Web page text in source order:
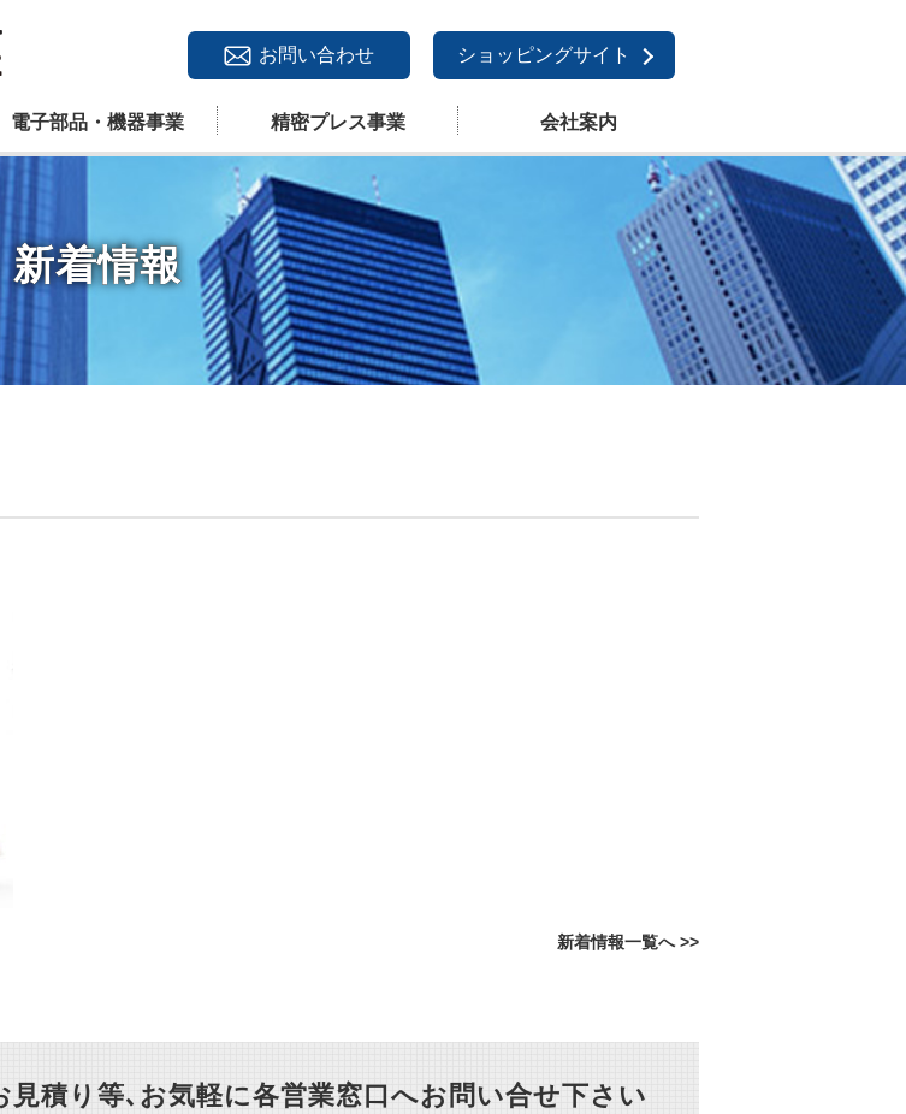
ショッピングサイト
お問い合わせ
電子部品・機器事業 精密プレス事業 会社案内
新着情報
新着情報一覧へ >>
見積り等､お気軽に各営業窓口へお問い合せ下さい